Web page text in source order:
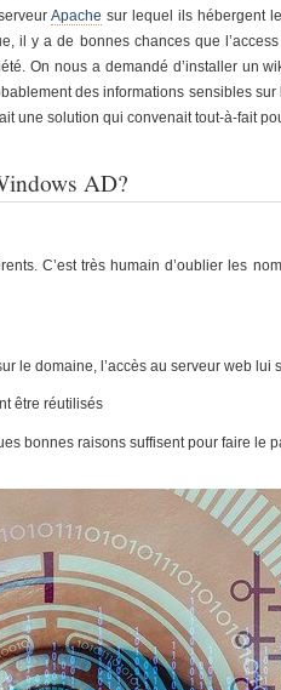
Apache sur lequel ils hébergent
il y a de bonnes chances que
On nous a demandé d’installer un
des informations sensibles
une solution qui convenait tout-à-fait
AD?
C’est très humain d’oublier les
le domaine, l’accès au serveur web lui
être réutilisés
bonnes raisons suffisent pour faire le